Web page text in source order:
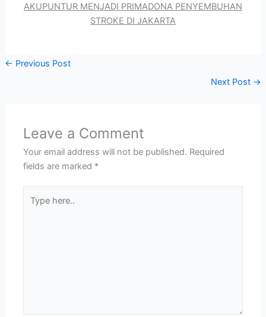
AKUPUNTUR MENJADI PRIMADONA PENYEMBUHAN
STROKE DI JAKARTA
← Previous Post
Next Post →
Leave a Comment
Your email address will not be published. Required
fields are marked *
here..